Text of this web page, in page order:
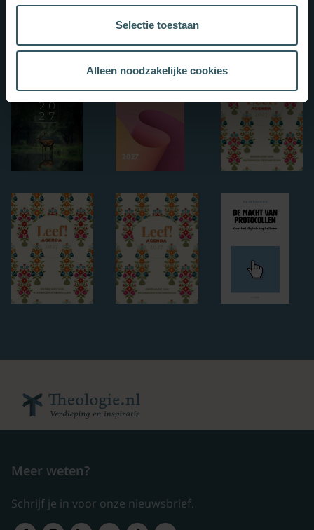
Selectie toestaan
Alleen noodzakelijke cookies
Nieuwe boeken
Meer weten?
Schrijf je in voor onze nieuwsbrief.